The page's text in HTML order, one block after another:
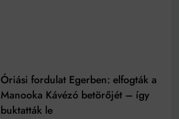
Óriási fordulat Egerben: elfogták a
Manooka Kávézó betörőjét – így
buktatták le